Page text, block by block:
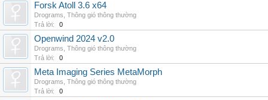
Forsk Atoll 3.6 x64
Drograms Thông gió thông thường
Trả lời:
0
Openwind 2024 v2.0
Drograms Thông gió thông thường
Trả lời:
0
Meta Imaging Series MetaMorph
Drograms Thông gió thông thường
Trả lời:
0